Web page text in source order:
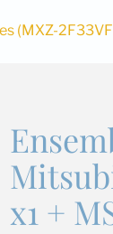
(MXZ-2F33VF
x1 +